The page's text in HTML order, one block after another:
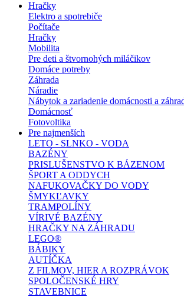
Hračky
Elektro a spotrebiče
Počítače
Hračky
Mobilita
Pre deti a štvornohých miláčikov
Domáce potreby
Záhrada
Náradie
Nábytok a zariadenie domácnosti a
Domácnosť
Fotovoltika
Pre najmenších
LETO - SLNKO - VODA
BAZÉNY
PRISLUŠENSTVO K BÁZENOM
ŠPORT A ODDYCH
NAFUKOVAČKY DO VODY
ŠMYKĽAVKY
TRAMPOLÍNY
VÍRIVÉ BAZÉNY
HRAČKY NA ZÁHRADU
LEGO®
BÁBIKY
AUTÍČKA
Z FILMOV, HIER A ROZPRÁVOK
SPOLOČENSKÉ HRY
STAVEBNICE